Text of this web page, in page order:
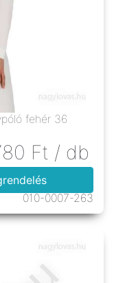
fehér 36
Ft / db
010-0007-263